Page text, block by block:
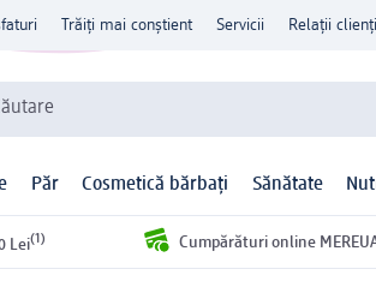
Trăiți mai conștient Servicii Relații clienți
Păr Cosmetică bărbați Sănătate
Lei(1) Cumpărături online